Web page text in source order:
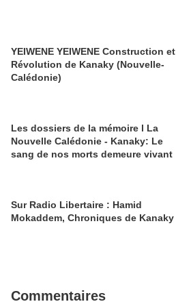
YEIWENE YEIWENE Construction et
Révolution de Kanaky (Nouvelle-
Calédonie)
Les dossiers de la mémoire l La
Nouvelle Calédonie - Kanaky: Le
sang de nos morts demeure vivant
Sur Radio Libertaire : Hamid
Mokaddem, Chroniques de Kanaky
Commentaires